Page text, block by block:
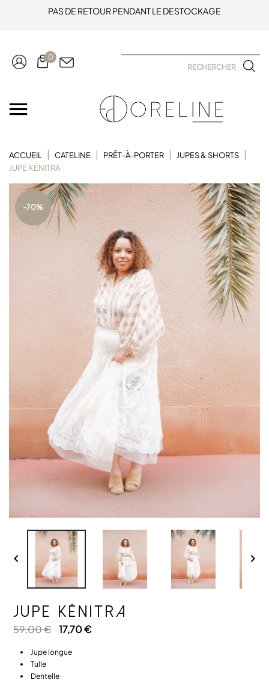
PAS DE RETOUR PENDANT LE DESTOCKAGE
0

ACCUEIL CATELINE PRÊT-À-PORTER
JUPES & SHORTS
JUPE KÉNITRA
-70%
 
JUPE KÉNITRA
59,00 € 17,70 €
Jupe longue
Tulle
Dentelle